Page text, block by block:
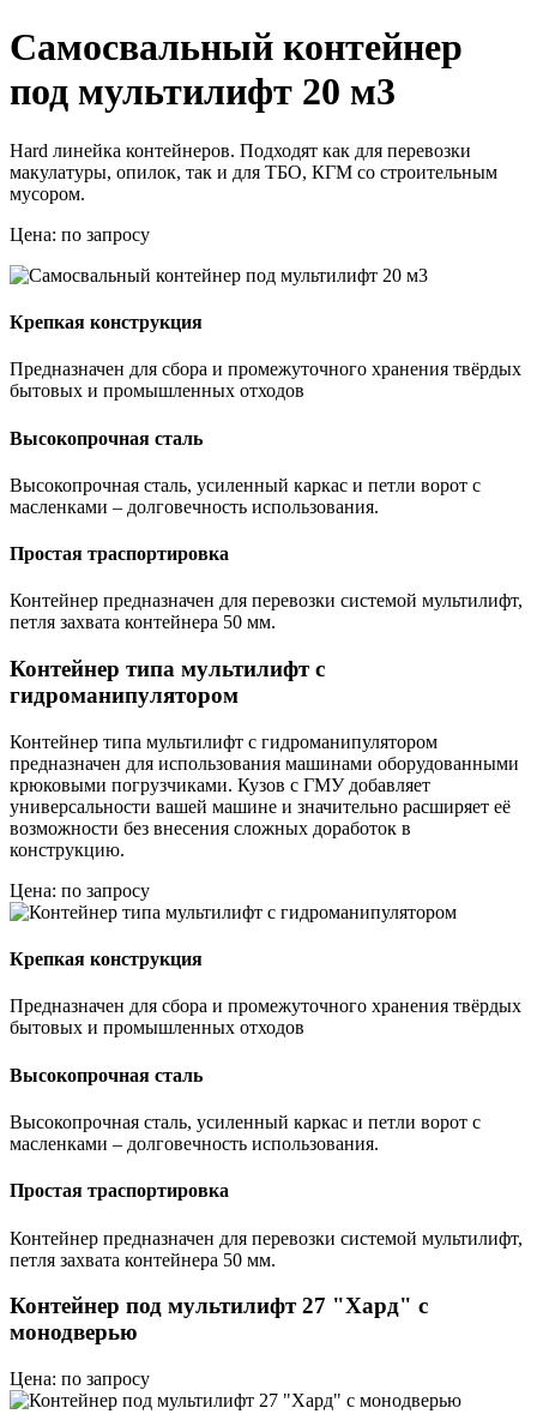
Самосвальный контейнер
под мультилифт 20 м3
Hard линейка контейнеров. Подходят как для перевозки
макулатуры, опилок, так и для ТБО, КГМ со строительным
мусором.
Цена: по запросу
Крепкая конструкция
Предназначен для сбора и промежуточного хранения твёрдых
бытовых и промышленных отходов
Высокопрочная сталь
Высокопрочная сталь, усиленный каркас и петли ворот с
масленками – долговечность использования.
Простая траспортировка
Контейнер предназначен для перевозки системой мультилифт,
петля захвата контейнера 50 мм.
Контейнер типа мультилифт с
гидроманипулятором
Контейнер типа мультилифт с гидроманипулятором
предназначен для использования машинами оборудованными
крюковыми погрузчиками. Кузов с ГМУ добавляет
универсальности вашей машине и значительно расширяет её
возможности без внесения сложных доработок в
конструкцию.
Цена: по запросу
Крепкая конструкция
Предназначен для сбора и промежуточного хранения твёрдых
бытовых и промышленных отходов
Высокопрочная сталь
Высокопрочная сталь, усиленный каркас и петли ворот с
масленками – долговечность использования.
Простая траспортировка
Контейнер предназначен для перевозки системой мультилифт,
петля захвата контейнера 50 мм.
Контейнер под мультилифт 27 "Хард" с
монодверью
Цена: по запросу